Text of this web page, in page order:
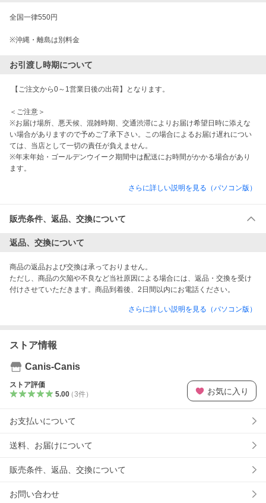
全国一律550円
お引渡し時期について
＜ご注意＞
※お届け場所、悪天候、混雑時期、交通渋滞によりお届け希望日時に添えな
い場合がありますので予めご了承下さい。この場合によるお届け遅れについ
ては、当店として一切の責任が負えません。
※年末年始・ゴールデンウイーク期間中は配送にお時間がかかる場合があり
ます。
さらに詳しい説明を見る（パソコン版）
販売条件、返品、交換について
返品、交換について
商品の返品および交換は承っておりません。
ただし、商品の欠陥や不良など当社原因による場合には、返品・交換を受け
付けさせていただきます。商品到着後、2日間以内にお電話ください。
さらに詳しい説明を見る（パソコン版）
ストア情報
Canis-Canis
ストア評価
5.00（3件） お気に入り
お支払いについて
送料、お届けについて
販売条件、返品、交換について
お問い合わせ